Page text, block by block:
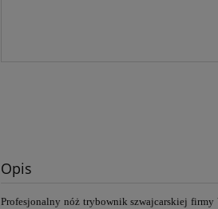
Opis
Profesjonalny nóż trybownik szwajcarskiej firmy